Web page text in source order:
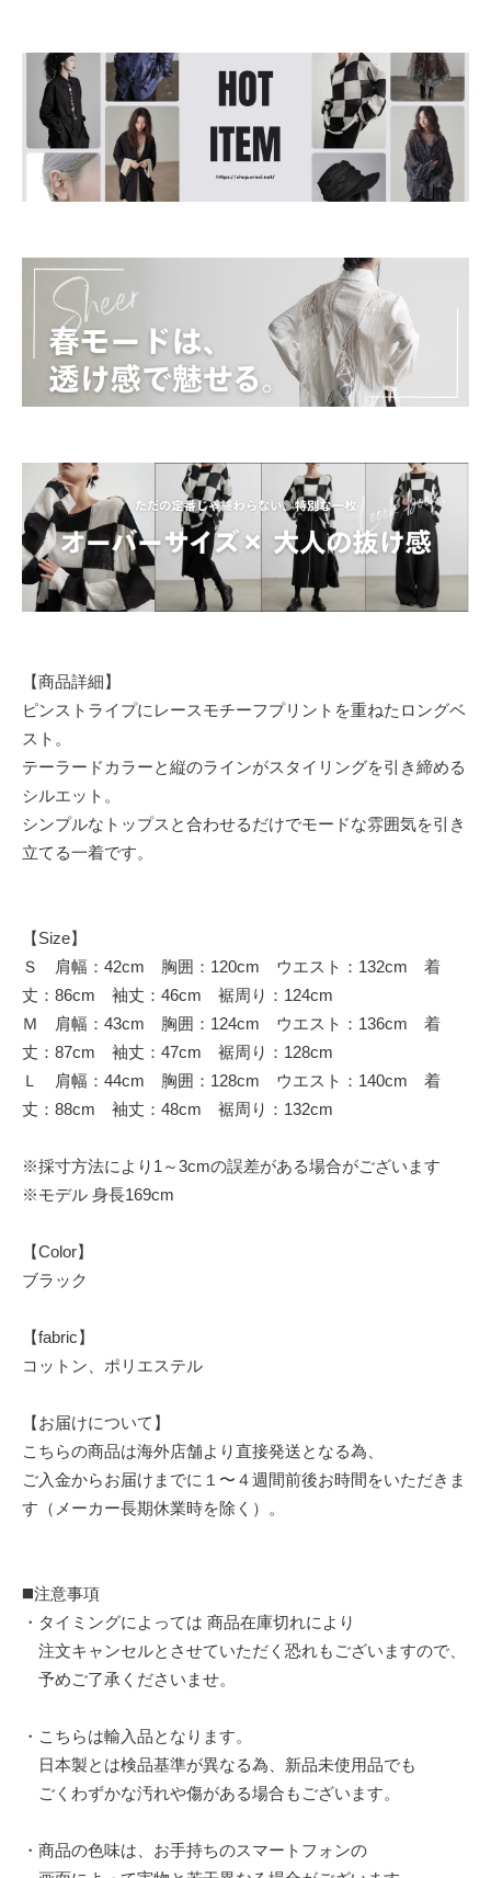
【商品詳細】
ピンストライプにレースモチーフプリントを重ねたロングベ
スト。
テーラードカラーと縦のラインがスタイリングを引き締める
シルエット。
シンプルなトップスと合わせるだけでモードな雰囲気を引き
立てる一着です。
【Size】
Ｓ 肩幅：42cm 胸囲：120cm ウエスト：132cm 着
丈：86cm 袖丈：46cm 裾周り：124cm
Ｍ 肩幅：43cm 胸囲：124cm ウエスト：136cm 着
丈：87cm 袖丈：47cm 裾周り：128cm
Ｌ 肩幅：44cm 胸囲：128cm ウエスト：140cm 着
丈：88cm 袖丈：48cm 裾周り：132cm
※採寸方法により1～3cmの誤差がある場合がございます
※モデル 身長169cm
【Color】
ブラック
【fabric】
コットン、ポリエステル
【お届けについて】
こちらの商品は海外店舗より直接発送となる為、
ご入金からお届けまでに１〜４週間前後お時間をいただきま
す（メーカー長期休業時を除く）。
◼️注意事項
・タイミングによっては 商品在庫切れにより
注文キャンセルとさせていただく恐れもございますので、
予めご了承くださいませ。
・こちらは輸入品となります。
日本製とは検品基準が異なる為、新品未使用品でも
ごくわずかな汚れや傷がある場合もございます。
・商品の色味は、お手持ちのスマートフォンの